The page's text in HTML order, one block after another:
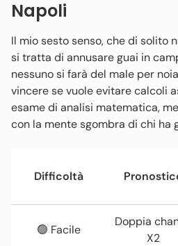
Napoli
Il mio sesto senso, che di solito
si tratta di annusare guai in
nessuno si farà del male per
vincere se vuole evitare calcoli
esame di analisi matematica,
con la mente sgombra di chi ha
Difficoltà
🟢 Facile
Doppia
X2